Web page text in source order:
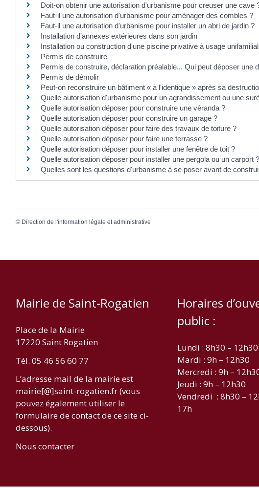
Doit-on obtenir une autorisation d'urbanisme pour creuser une cave
Faut-il une autorisation d'urbanisme pour aménager des combles ?
Faut-il une autorisation d'urbanisme pour installer un abri de jardin ?
Installation d'annexes extérieures dans son jardin
Installation ou construction d'une piscine privative à usage unifamilial
Permis de construire
Permis de construire, déclaration préalable... Qui peut déposer une
Permis de démolir
Peut-on reconstruire un bâtiment « à l'identique » après sa
Quelle autorisation d'urbanisme pour un agrandissement ou une
Quelle autorisation déposer pour construire une véranda ?
Quelle autorisation déposer pour construire un garage ?
Quelle autorisation déposer pour faire des travaux de toiture ?
Quelle autorisation déposer pour faire une terrasse ?
Quelle autorisation déposer pour installer une fenêtre de toit ?
Quelle autorisation déposer pour installer une pergola ou un carport ?
Quelles sont les questions d'urbanisme à se poser avant de
© Direction de l'information légale et administrative
Mairie de Saint-Rogatien
Place de la Mairie
17220 Saint Rogatien
Tél. 05 46 56 60 77
L’adresse mail de la mairie est
mairie[@]saint-rogatien.fr (vous
pouvez également utiliser le
formulaire de contact de ce site ci-
dessous).
Nous contacter
Horaires
public :
Lundi : 8h30 –
Mardi : 9h – 12h30
Mercredi : 9h –
Jeudi : 9h – 12h30
Vendredi : 8h30 –
17h